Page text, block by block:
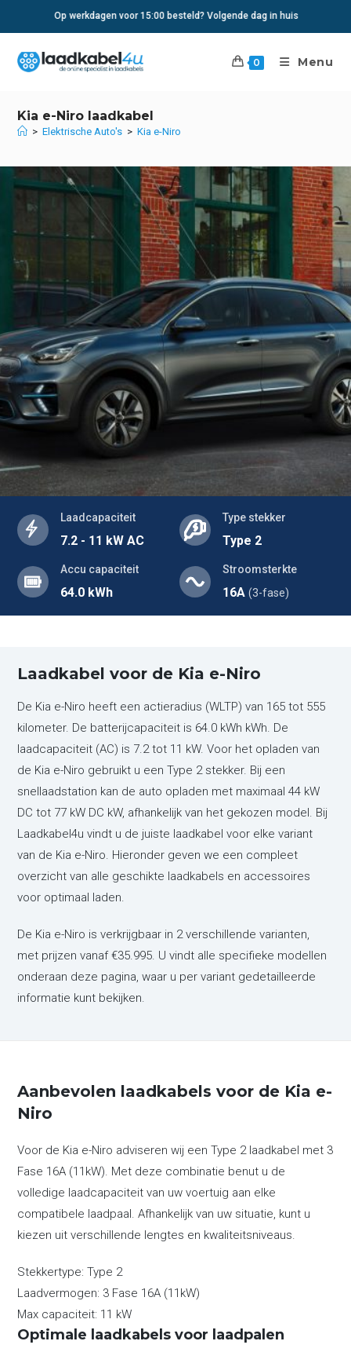
Op werkdagen voor 15:00 besteld? Volgende dag in huis
0 Menu
Kia e-Niro laadkabel
> Elektrische Auto's > Kia e-Niro
Laadcapaciteit
7.2 - 11 kW AC
Type stekker
Type 2
Accu capaciteit
64.0 kWh
Stroomsterkte
16A (3-fase)
Laadkabel voor de Kia e-Niro
De Kia e-Niro heeft een actieradius (WLTP) van 165 tot 555
kilometer. De batterijcapaciteit is 64.0 kWh kWh. De
laadcapaciteit (AC) is 7.2 tot 11 kW. Voor het opladen van
de Kia e-Niro gebruikt u een Type 2 stekker. Bij een
snellaadstation kan de auto opladen met maximaal 44 kW
DC tot 77 kW DC kW, afhankelijk van het gekozen model. Bij
Laadkabel4u vindt u de juiste laadkabel voor elke variant
van de Kia e-Niro. Hieronder geven we een compleet
overzicht van alle geschikte laadkabels en accessoires
voor optimaal laden.
De Kia e-Niro is verkrijgbaar in 2 verschillende varianten,
met prijzen vanaf €35.995. U vindt alle specifieke modellen
onderaan deze pagina, waar u per variant gedetailleerde
informatie kunt bekijken.
Aanbevolen laadkabels voor de Kia e-
Niro
Voor de Kia e-Niro adviseren wij een Type 2 laadkabel met 3
Fase 16A (11kW). Met deze combinatie benut u de
volledige laadcapaciteit van uw voertuig aan elke
compatibele laadpaal. Afhankelijk van uw situatie, kunt u
kiezen uit verschillende lengtes en kwaliteitsniveaus.
Stekkertype: Type 2
Laadvermogen: 3 Fase 16A (11kW)
Max capaciteit: 11 kW
Optimale laadkabels voor laadpalen